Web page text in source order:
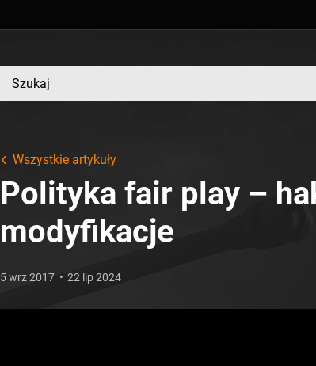
Wszystkie artykuły
Polityka fair play –
modyfikacje
5 wrz 2017 22 lip 2024